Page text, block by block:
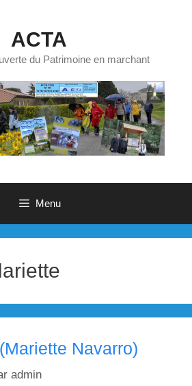
ACTA
du Patrimoine en marchant
Menu
Navarro)
admin